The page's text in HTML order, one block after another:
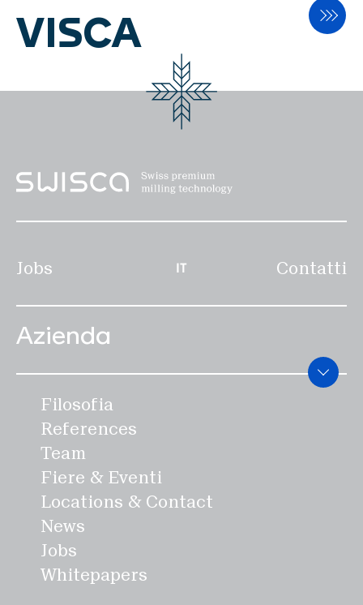
sono determinate con
esattezza. L'uscita è regolata
con precisione e il peso viene
registrato accuratamente.
Un sistema di controllo
celle di misura swisca
VISCA
Jobs IT Contatti
Azienda
Filosofia
References
Team
Fiere & Eventi
Locations & Contact
News
Jobs
Whitepapers